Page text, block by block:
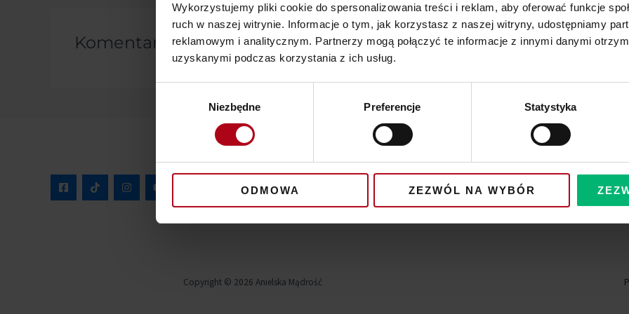
Wykorzystujemy pliki cookie do spersonalizowania treści i reklam, aby oferować funkcje
ruch w naszej witrynie. Informacje o tym, jak korzystasz z naszej witryny, udostępniamy
reklamowym i analitycznym. Partnerzy mogą połączyć te informacje z innymi danymi
uzyskanymi podczas korzystania z ich usług.
Niezbędne Preferencje Statystyka
ODMOWA ZEZWÓL NA WYBÓR
Komentarze
Copyright © 2026 Anielska Mądrość